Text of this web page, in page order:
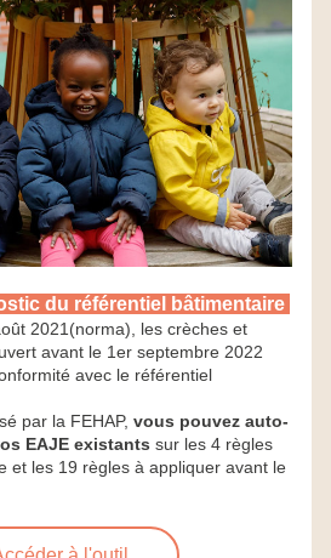
du référentiel bâtimentaire
2021(norma), les crèches et
avant le 1er septembre 2022
avec le référentiel
par la FEHAP, vous pouvez auto-
EAJE existants sur les 4 règles
et les 19 règles à appliquer avant le